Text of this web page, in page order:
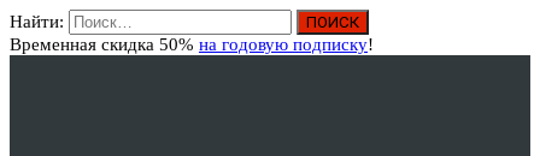
Найти:
Временная скидка 50% на годовую подписку!